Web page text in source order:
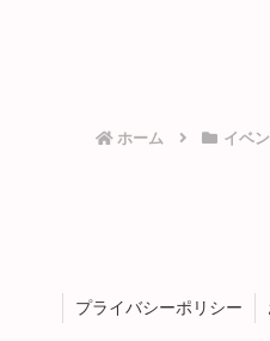
ホーム イベ
プライバシーポリシー